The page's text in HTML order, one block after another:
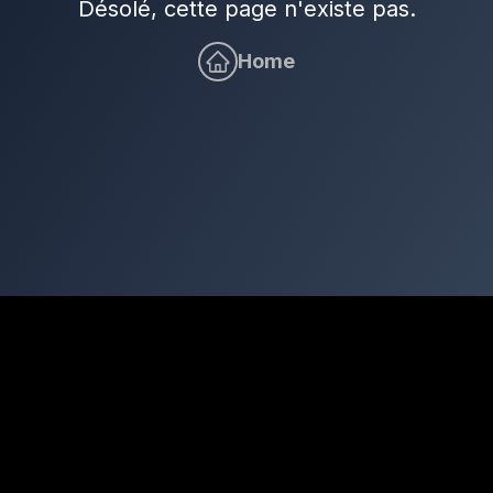
Désolé, cette page n'existe pas.
Home